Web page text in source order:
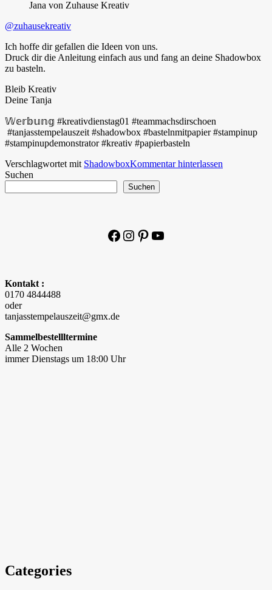
Jana von Zuhause Kreativ
@zuhausekreativ
Ich hoffe dir gefallen die Ideen von uns.
Druck dir die Anleitung einfach aus und fang an deine Shadowbox
zu basteln.
Bleib Kreativ
Deine Tanja
𝕎𝕖𝕣𝕓𝕦𝕟𝕘 #kreativdienstag01 #teammachsdirschoen
#tanjasstempelauszeit #shadowbox #bastelnmitpapier #stampinup
#stampinupdemonstrator #kreativ #papierbasteln
Verschlagwortet mit ShadowboxKommentar hinterlassen
Suchen
Suchen
Facebook
Instagram
Pinterest
YouTube
Kontakt :
0170 4844488
oder
tanjasstempelauszeit@gmx.de
Sammelbestellltermine
Alle 2 Wochen
immer Dienstags um 18:00 Uhr
Categories